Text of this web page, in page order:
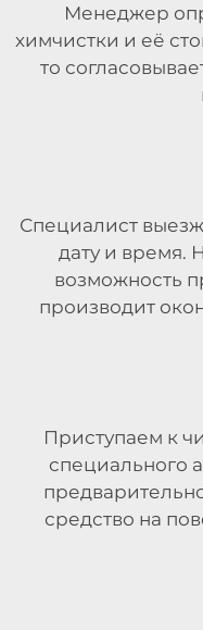
Менеджер
химчистки и её
то
Специалист
дату и время.
возможность
производит
Приступаем к
специального
средство на